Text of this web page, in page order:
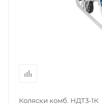
Коляски комб. НДТ3-1К